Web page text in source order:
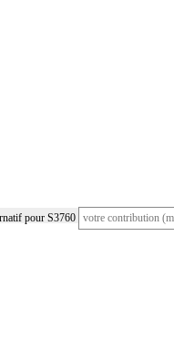
pour S3760